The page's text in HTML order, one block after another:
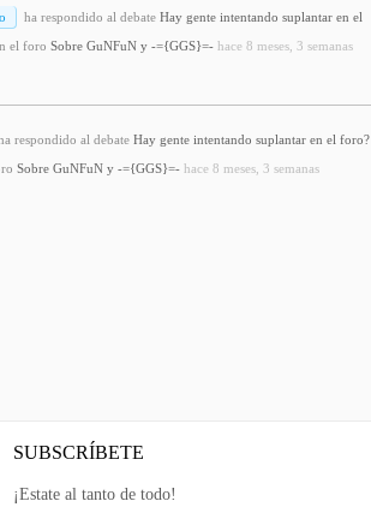
ha respondido al debate Hay gente intentando suplantar en el
el foro Sobre GuNFuN y -={GGS}=- hace 8 meses, 3 semanas
respondido al debate Hay gente intentando suplantar en el foro?
Sobre GuNFuN y -={GGS}=- hace 8 meses, 3 semanas
SUBSCRÍBETE
¡Estate al tanto de todo!